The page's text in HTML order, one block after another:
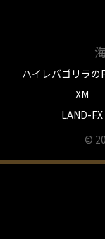
ハイレバゴリラの
XM
LAND-FX
©